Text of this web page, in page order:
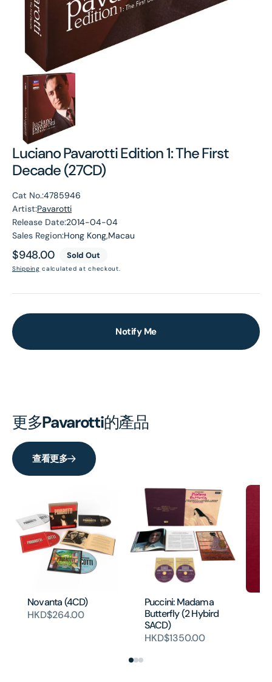
Luciano Pavarotti Edition 1: The First
Decade (27CD)
Cat No.:4785946
Artist:Pavarotti
Release Date:2014-04-04
Sales Region:Hong Kong,Macau
Regular
price
$948.00 Sold Out
Shipping calculated at checkout.
Notify Me
更多Pavarotti的產品
查看更多
Novanta (4CD)
HKD$264.00
Puccini: Madama
Butterfly (2 Hybird
SACD)
HKD$1350.00